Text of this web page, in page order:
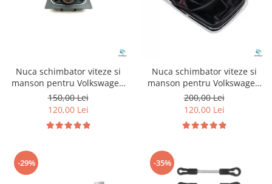
Nuca schimbator viteze si
manson pentru Volkswagen
Golf 6
150,00 Lei
120,00 Lei
Nuca schimbator viteze si
manson pentru Volkswagen
Golf 4
200,00 Lei
120,00 Lei
-29% -35%